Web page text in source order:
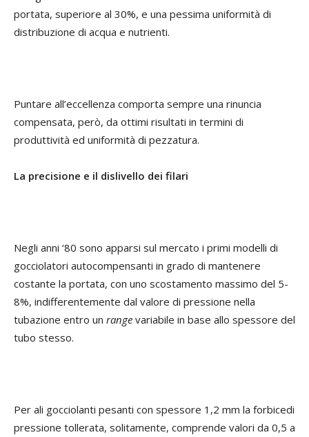
portata, superiore al 30%, e una pessima uniformità di
distribuzione di acqua e nutrienti.
Puntare all’eccellenza comporta sempre una rinuncia
compensata, però, da ottimi risultati in termini di
produttività ed uniformità di pezzatura.
La precisione e il dislivello dei filari
Negli anni ‘80 sono apparsi sul mercato i primi modelli di
gocciolatori autocompensanti in grado di mantenere
costante la portata, con uno scostamento massimo del 5-
8%, indifferentemente dal valore di pressione nella
tubazione entro un range variabile in base allo spessore del
tubo stesso.
Per ali gocciolanti pesanti con spessore 1,2 mm la forbicedi
pressione tollerata, solitamente, comprende valori da 0,5 a